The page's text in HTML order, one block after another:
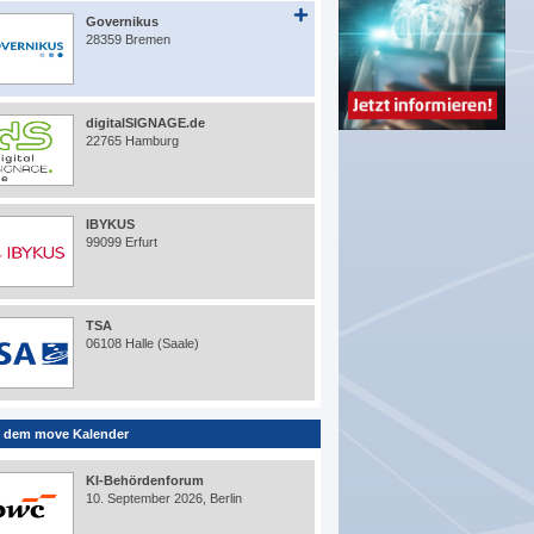
Governikus
28359 Bremen
digitalSIGNAGE.de
22765 Hamburg
IBYKUS
99099 Erfurt
TSA
06108 Halle (Saale)
dem move Kalender
KI-Behördenforum
10. September 2026, Berlin